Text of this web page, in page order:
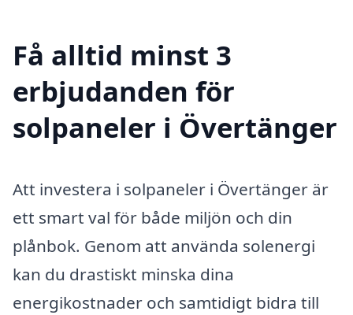
Få alltid minst 3
erbjudanden för
solpaneler i Övertänger
Att investera i solpaneler i Övertänger är
ett smart val för både miljön och din
plånbok. Genom att använda solenergi
kan du drastiskt minska dina
energikostnader och samtidigt bidra till